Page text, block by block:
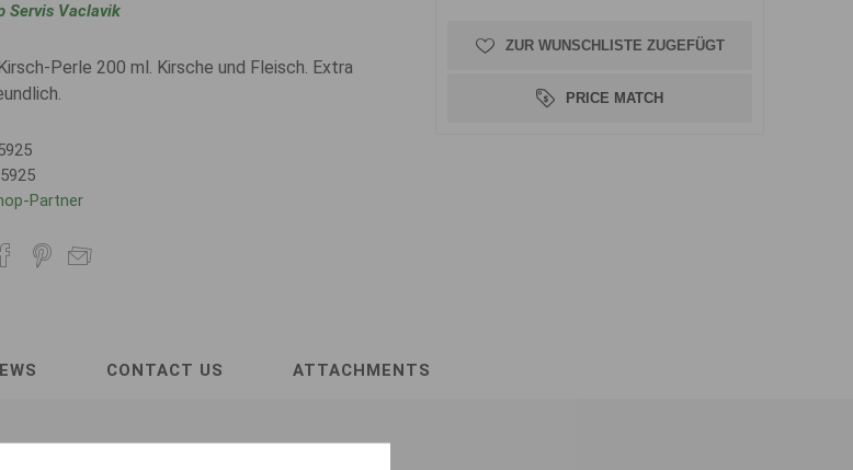
Servis Vaclavik
Perle 200 ml. Kirsche und Fleisch. Extra
Partner
ZUR WUNSCHLISTE ZUGEFÜGT
PRICE MATCH
CONTACT US ATTACHMENTS